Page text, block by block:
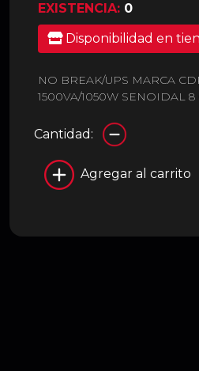
EXISTENCIA: 0
Disponibilidad en
NO BREAK/UPS MARCA
1500VA/1050W SENOIDAL 8
Cantidad:
Agregar al carrito